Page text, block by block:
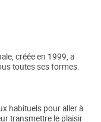
créée en 1999, a
toutes ses formes.
habituels pour aller à
transmettre le plaisir